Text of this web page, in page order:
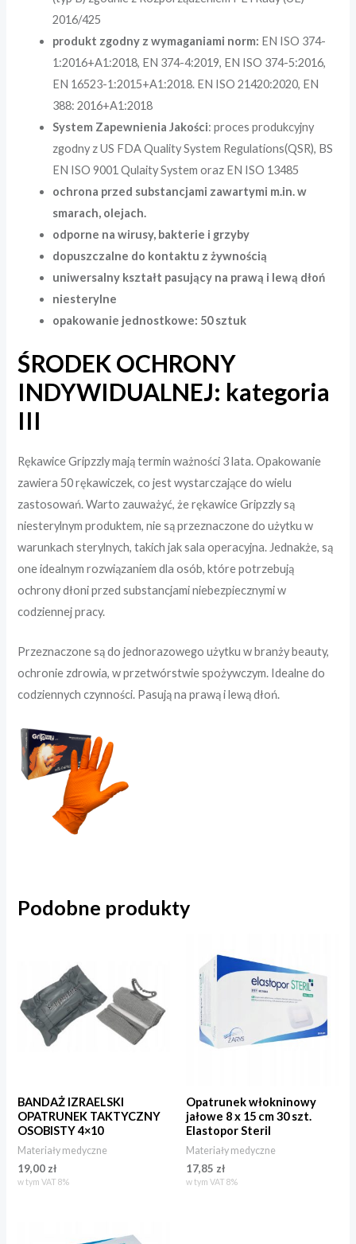
2016/425
produkt zgodny z wymaganiami norm: EN ISO 374-
1:2016+A1:2018, EN 374-4:2019, EN ISO 374-5:2016,
EN 16523-1:2015+A1:2018. EN ISO 21420:2020, EN
388: 2016+A1:2018
System Zapewnienia Jakości: proces produkcyjny
zgodny z US FDA Quality System Regulations(QSR), BS
EN ISO 9001 Qulaity System oraz EN ISO 13485
ochrona przed substancjami zawartymi m.in. w
smarach, olejach.
odporne na wirusy, bakterie i grzyby
dopuszczalne do kontaktu z żywnością
uniwersalny kształt pasujący na prawą i lewą dłoń
niesterylne
opakowanie jednostkowe: 50 sztuk
ŚRODEK OCHRONY
INDYWIDUALNEJ: kategoria
III
Rękawice Gripzzly mają termin ważności 3 lata. Opakowanie
zawiera 50 rękawiczek, co jest wystarczające do wielu
zastosowań. Warto zauważyć, że rękawice Gripzzly są
niesterylnym produktem, nie są przeznaczone do użytku w
warunkach sterylnych, takich jak sala operacyjna. Jednakże, są
one idealnym rozwiązaniem dla osób, które potrzebują
ochrony dłoni przed substancjami niebezpiecznymi w
codziennej pracy.
Przeznaczone są do jednorazowego użytku w branży beauty,
ochronie zdrowia, w przetwórstwie spożywczym. Idealne do
codziennych czynności. Pasują na prawą i lewą dłoń.
Podobne produkty
BANDAŻ IZRAELSKI
OPATRUNEK TAKTYCZNY
OSOBISTY 4×10
Materiały medyczne
19,00 zł
w tym VAT 8%
Opatrunek włokninowy
jałowe 8 x 15 cm 30 szt.
Elastopor Steril
Materiały medyczne
17,85 zł
w tym VAT 8%